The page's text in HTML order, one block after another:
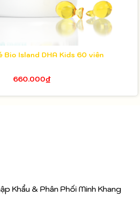
Bio Island DHA Kids 60 viên
660.000₫
Khẩu & Phân Phối Minh Khang